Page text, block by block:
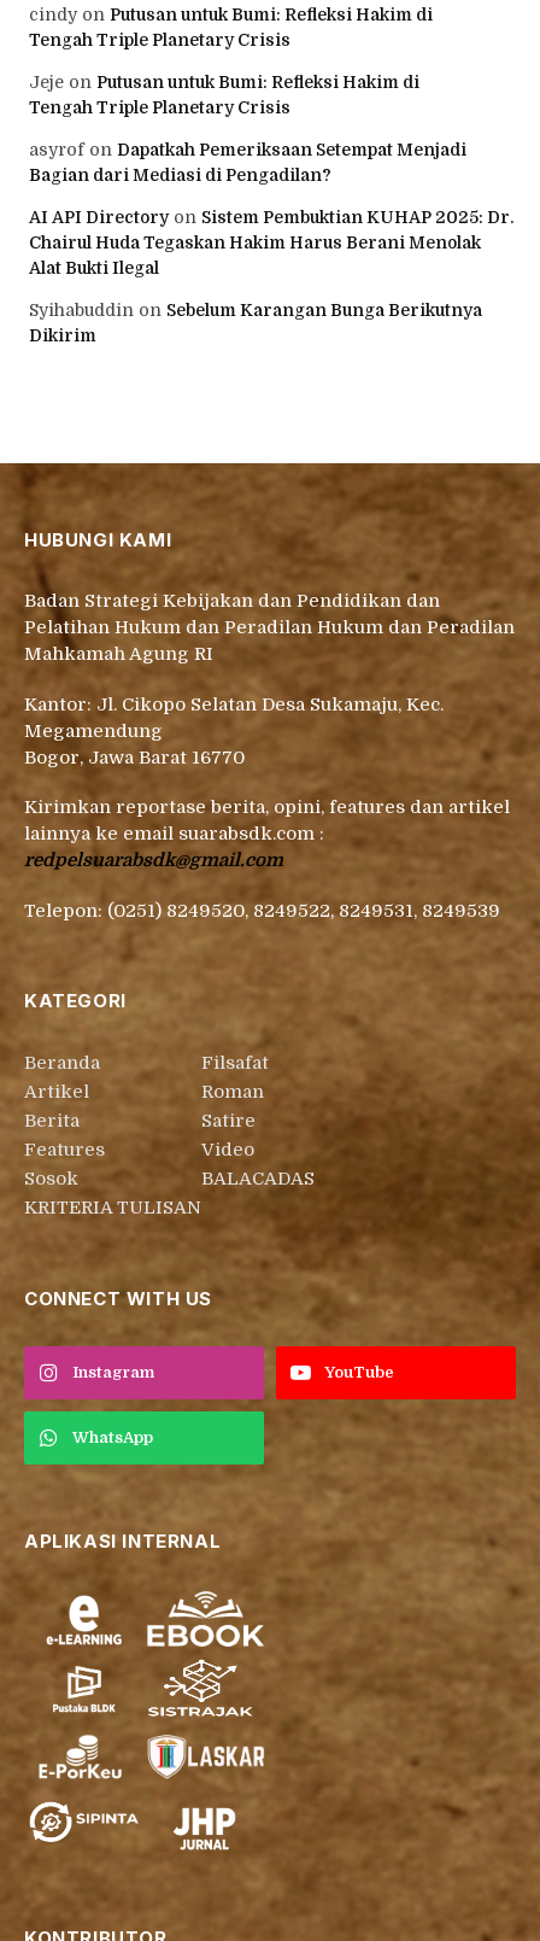
cindyon Putusan untuk Bumi: Refleksi Hakim di
Tengah Triple Planetary Crisis
Jeje on Putusan untuk Bumi: Refleksi Hakim di
Tengah Triple Planetary Crisis
asyrofon Dapatkah Pemeriksaan Setempat Menjadi
Bagian dari Mediasi di Pengadilan?
AI API Directoryon Sistem Pembuktian KUHAP 2025: Dr.
Chairul Huda Tegaskan Hakim Harus Berani Menolak
Alat Bukti Ilegal
Syihabuddin on Sebelum Karangan Bunga Berikutnya
Dikirim
HUBUNGI KAMI
Badan Strategi Kebijakan dan Pendidikan dan
Pelatihan Hukum dan Peradilan Hukum dan Peradilan
Mahkamah Agung RI
Kantor: Jl. Cikopo Selatan Desa Sukamaju, Kec.
Megamendung
Bogor, Jawa Barat 16770
Kirimkan reportase berita, opini, features dan artikel
lainnya ke email suarabsdk.com :
redpelsuarabsdk@gmail.com
Telepon: (0251) 8249520, 8249522, 8249531, 8249539
KATEGORI
Beranda
Artikel
Berita
Features
Sosok
KRITERIA TULISAN
Filsafat
Roman
Satire
Video
BALACADAS
CONNECT WITH US
Instagram YouTube
WhatsApp
APLIKASI INTERNAL